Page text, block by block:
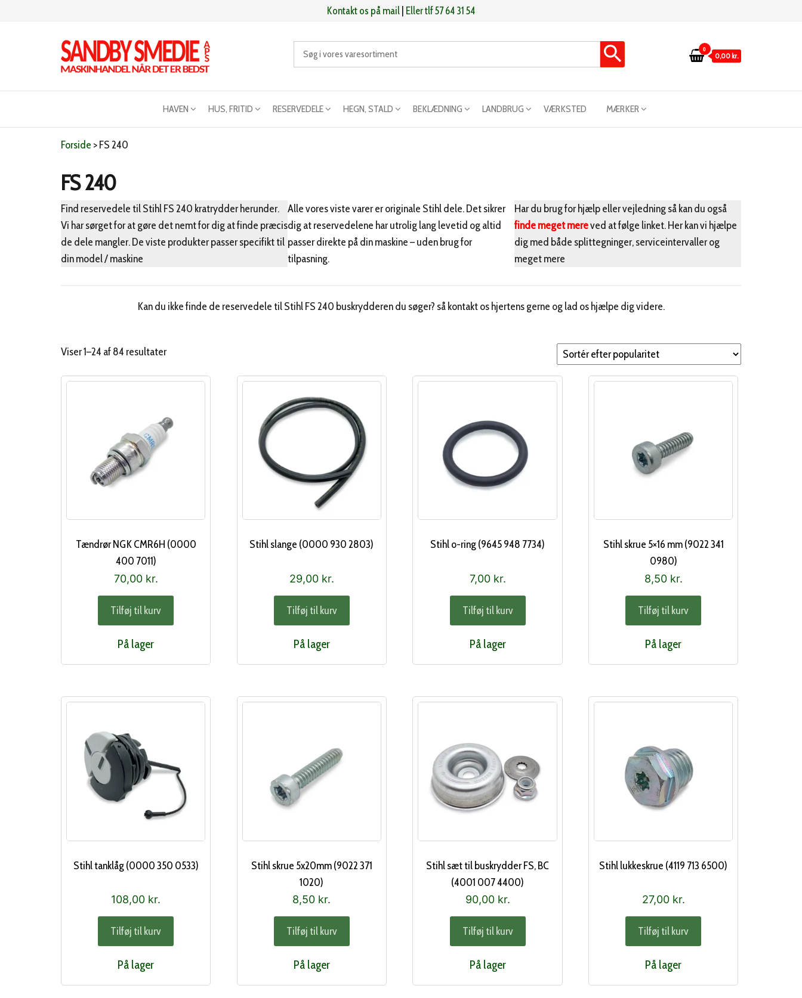
Kontakt os på mail Eller tlf 57 64 31 54
0
0,00 kr.
HAVEN HUS, FRITID RESERVEDELE HEGN, STALD BEKLÆDNING LANDBRUG VÆRKSTED MÆRKER
Forside >FS 240
FS 240
Find reservedele til Stihl FS 240 kratrydder herunder.
Vi har sørget for at gøre det nemt for dig at finde præcis
de dele mangler. De viste produkter passer specifikt til
din model / maskine
Alle vores viste varer er originale Stihl dele. Det sikrer
dig at reservedelene har utrolig lang levetid og altid
passer direkte på din maskine – uden brug for
tilpasning.
Har du brug for hjælp eller vejledning så kan du også
finde meget mereved at følge linket. Her kan vi hjælpe
dig med både splittegninger, serviceintervaller og
meget mere
Kan du ikke finde de reservedele til Stihl FS 240 buskrydderen du søger? så kontakt os hjertens gerne og lad os hjælpe dig videre.
Viser 1–24 af 84 resultaterSorteret
popularitet
Tændrør NGK CMR6H (0000
400 7011)
70,00 kr.
Tilføj til kurv
På lager
Stihl slange (0000 930 2803)
29,00 kr.
Tilføj til kurv
På lager
Stihl o-ring (9645 948 7734)
7,00 kr.
Tilføj til kurv
På lager
Stihl skrue 5×16 mm (9022 341
0980)
8,50 kr.
Tilføj til kurv
På lager
Stihl tanklåg (0000 350 0533)
108,00 kr.
Tilføj til kurv
På lager
Stihl skrue 5x20mm (9022 371
1020)
8,50 kr.
Tilføj til kurv
På lager
Stihl sæt til buskrydder FS, BC
(4001 007 4400)
90,00 kr.
Tilføj til kurv
På lager
Stihl lukkeskrue (4119 713 6500)
27,00 kr.
Tilføj til kurv
På lager